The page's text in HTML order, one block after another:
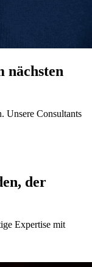
nächsten
Unsere Consultants
der
Expertise mit